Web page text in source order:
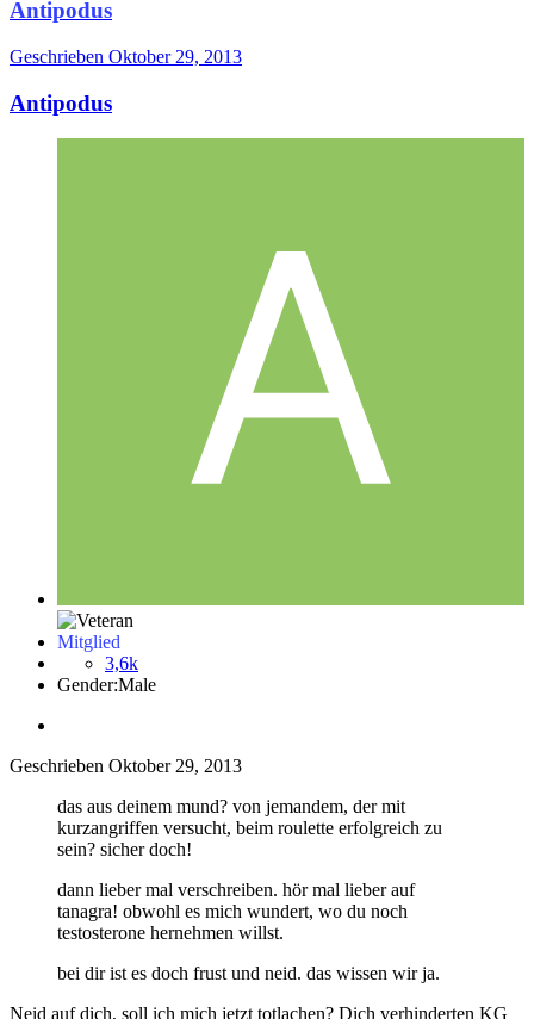
Antipodus
Geschrieben Oktober 29, 2013
Antipodus
Mitglied
3,6k
Gender:Male
Geschrieben Oktober 29, 2013
das aus deinem mund? von jemandem, der mit
kurzangriffen versucht, beim roulette erfolgreich zu
sein? sicher doch!
dann lieber mal verschreiben. hör mal lieber auf
tanagra! obwohl es mich wundert, wo du noch
testosterone hernehmen willst.
bei dir ist es doch frust und neid. das wissen wir ja.
Neid auf dich, soll ich mich jetzt totlachen? Dich verhinderten KG